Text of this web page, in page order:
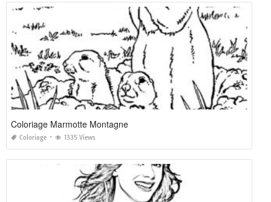
Coloriage Marmotte Montagne
Coloriage 1335 Views